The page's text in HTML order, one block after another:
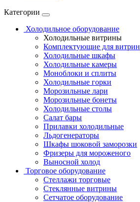
Категории
Холодильное оборудование
Холодильные витрины
Комплектующие для витрин
Холодильные шкафы
Холодильные камеры
Моноблоки и сплиты
Холодильные горки
Морозильные лари
Морозильные бонеты
Холодильные столы
Салат бары
Прилавки холодильные
Льдогенераторы
Шкафы шоковой заморозки
Фризеры для мороженого
Выносной холод
Торговое оборудование
Стеллажи торговые
Стеклянные витрины
Сетчатое оборудование